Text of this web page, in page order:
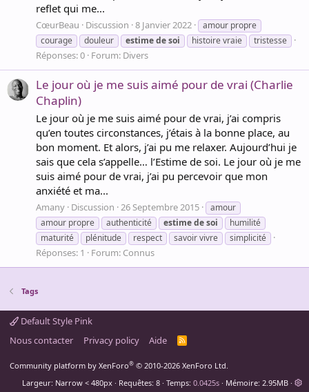
reflet qui me...
CœurBeau Discussion 8 Janvier 2022
amour propre
courage
douleur estimedesoi histoire vraie tristesse
Réponses: 0 Forum: Divers
Le jour où je me suis aimé pour de vrai (Charlie
Chaplin)
Le jour où je me suis aimé pour de vrai, j’ai compris
qu’en toutes circonstances, j’étais à la bonne place, au
bon moment. Et alors, j’ai pu me relaxer. Aujourd’hui je
sais que cela s’appelle… l’Estime de soi. Le jour où je me
suis aimé pour de vrai, j’ai pu percevoir que mon
anxiété et ma...
Amany Discussion 26 Septembre 2015
amour
amour propre
authenticité estimedesoi
humilité
maturité
plénitude respect savoir vivre simplicité
Réponses: 1 Forum: Connus
Tags
Default Style Pink
Nous contacter
Privacy policy Aide
R
Community platform by XenForo® © 2010-2026 XenForo Ltd.
Largeur
Requêtes 8 Temps 0.0425s Mémoire 2.95MB